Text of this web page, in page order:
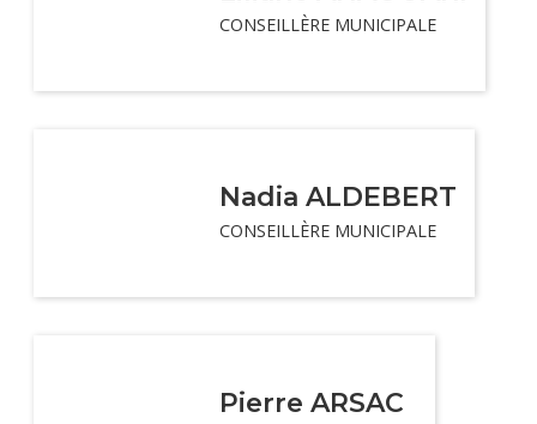
CONSEILLÈRE MUNICIPALE
Nadia ALDEBERT
CONSEILLÈRE MUNICIPALE
Pierre ARSAC